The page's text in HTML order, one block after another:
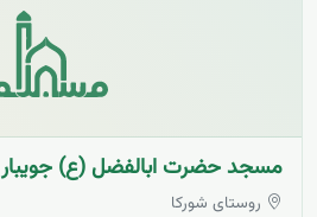
مسجد حضرت ابالفضل (ع) جویبار
روستای شورکا